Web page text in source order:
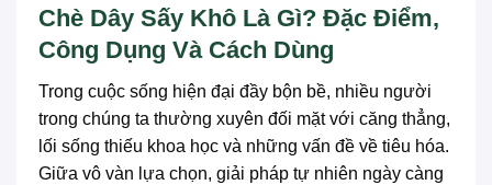
Chè Dây Sấy Khô Là Gì? Đặc Điểm,
Công Dụng Và Cách Dùng
Trong cuộc sống hiện đại đầy bộn bề, nhiều người
trong chúng ta thường xuyên đối mặt với căng thẳng,
lối sống thiếu khoa học và những vấn đề về tiêu hóa.
Giữa vô vàn lựa chọn, giải pháp tự nhiên ngày càng